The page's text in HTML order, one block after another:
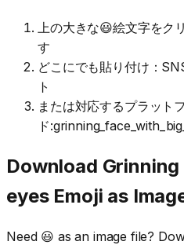
上の大きな😃絵文字を
す
どこにでも貼り付け：
ト
または対応するプラット
ド
Download
eyesEmoji as
Need 😃 as an image file?